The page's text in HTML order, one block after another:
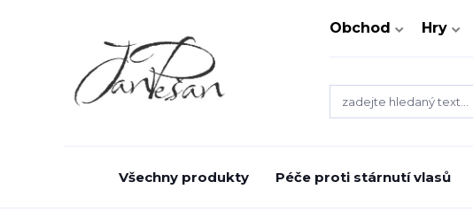
Obchod Hry
Všechny produkty Péče proti stárnutí vlasů